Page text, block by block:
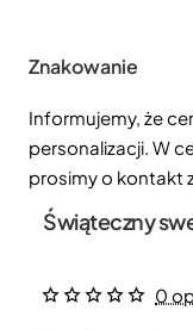
Znakowanie
Informujemy, że
personalizacji. W
prosimy o kontakt
Świąteczny
0